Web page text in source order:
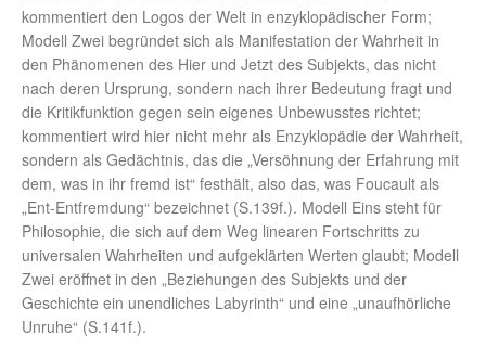
kommentiert den Logos der Welt in enzyklopädischer Form;
Modell Zwei begründet sich als Manifestation der Wahrheit in
den Phänomenen des Hier und Jetzt des Subjekts, das nicht
nach deren Ursprung, sondern nach ihrer Bedeutung fragt und
die Kritikfunktion gegen sein eigenes Unbewusstes richtet;
kommentiert wird hier nicht mehr als Enzyklopädie der Wahrheit,
sondern als Gedächtnis, das die „Versöhnung der Erfahrung mit
dem, was in ihr fremd ist“ festhält, also das, was Foucault als
„Ent-Entfremdung“ bezeichnet (S.139f.). Modell Eins steht für
Philosophie, die sich auf dem Weg linearen Fortschritts zu
universalen Wahrheiten und aufgeklärten Werten glaubt; Modell
Zwei eröffnet in den „Beziehungen des Subjekts und der
Geschichte ein unendliches Labyrinth“ und eine „unaufhörliche
Unruhe“ (S.141f.).